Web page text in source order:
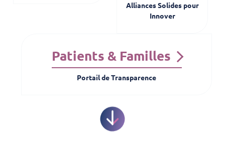
Alliances Solides pour
Innover
Patients & Familles
Portail de Transparence